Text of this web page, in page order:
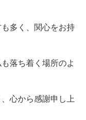
多く、関心をお持
落ち着く場所のよ
心から感謝申し上